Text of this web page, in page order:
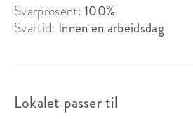
Svarprosent:100%
Svartid: Innen en arbeidsdag
Lokalet passer til